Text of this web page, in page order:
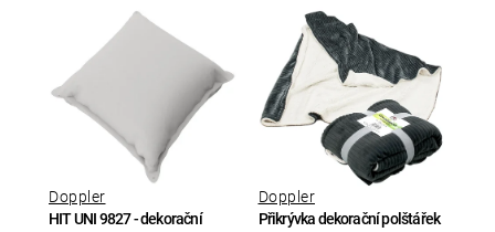
HIT UNI 9827 - dekorační
Doppler
Přikrývka dekorační polštářek
Doppler